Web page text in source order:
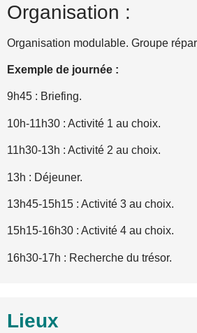
Organisation :
Organisation modulable. Groupe
Exemple de journée :
9h45 : Briefing.
10h-11h30 : Activité 1 au choix.
11h30-13h : Activité 2 au choix.
13h : Déjeuner.
13h45-15h15 : Activité 3 au choix.
15h15-16h30 : Activité 4 au choix.
16h30-17h : Recherche du trésor.
Lieux